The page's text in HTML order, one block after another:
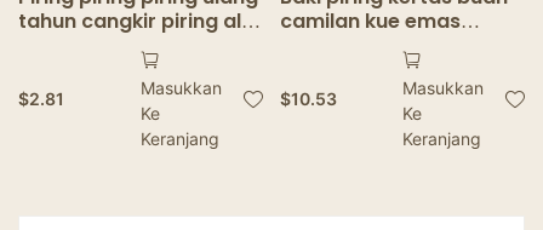
tahun cangkir piring alat
makan sekali pakai
cangkir kertas piring
garpu sendok pisau
untuk persediaan kamar
mandi anak -anak
$2.81
Masukkan
Ke
Keranjang
camilan kue emas
kertas putih persegi
panjang sekali pakai
Ramah Lingkungan Food
Grade Berkualitas Tinggi
$10.53
Masukkan
Ke
Keranjang